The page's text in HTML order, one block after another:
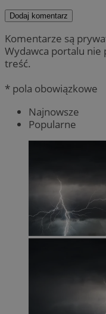
Dodaj komentarz
Komentarze są
Wydawca portalu nie
treść.
* pola obowiązkowe
Najnowsze
Popularne